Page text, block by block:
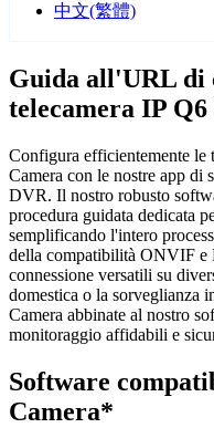
中文(繁體)
Guida all'URL di
telecamera IP
Configura efficientemente le
Camera con le nostre app
DVR. Il nostro robusto
procedura guidata dedicata
semplificando l'intero
della compatibilità ONVIF e
connessione versatili su
domestica o la sorveglianza
Camera abbinate al nostro
monitoraggio affidabili e
Software
Camera*